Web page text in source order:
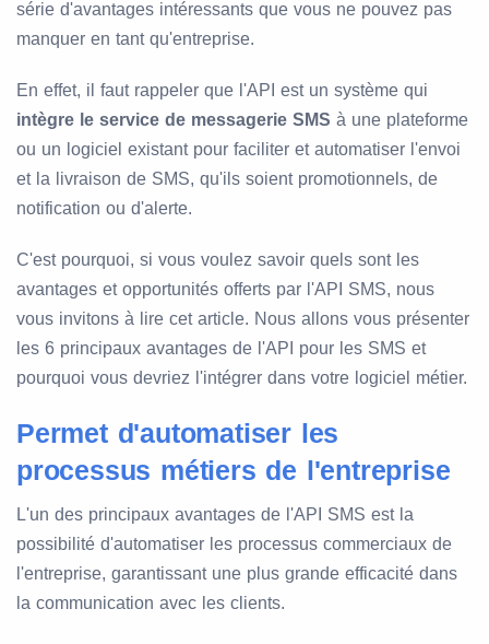
série d'avantages intéressants que vous ne pouvez pas
manquer en tant qu'entreprise.
En effet, il faut rappeler que l'API est un système qui
intègre le service de messagerie SMS à une plateforme
ou un logiciel existant pour faciliter et automatiser l'envoi
et la livraison de SMS, qu'ils soient promotionnels, de
notification ou d'alerte.
C'est pourquoi, si vous voulez savoir quels sont les
avantages et opportunités offerts par l'API SMS, nous
vous invitons à lire cet article. Nous allons vous présenter
les 6 principaux avantages de l'API pour les SMS et
pourquoi vous devriez l'intégrer dans votre logiciel métier.
Permet d'automatiser les
processus métiers de l'entreprise
L'un des principaux avantages de l'API SMS est la
possibilité d'automatiser les processus commerciaux de
l'entreprise, garantissant une plus grande efficacité dans
la communication avec les clients.